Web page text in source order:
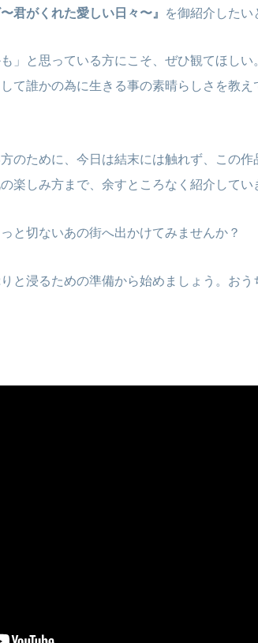
〜君がくれた愛しい日々〜』 を御紹介したい
」と思っている方にこそ、ぜひ観てほし
て誰かの為に生きる事の素晴らしさを教
のために、今日は結末には触れず、この
楽しみ方まで、余すところなく紹介してい
と切ないあの街へ出かけてみませんか？
と浸るための準備から始めましょう。おう